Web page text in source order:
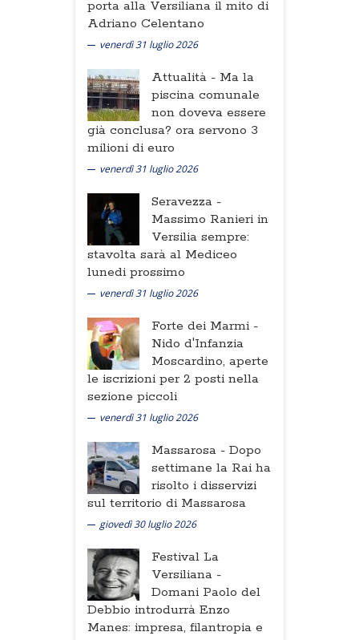
porta alla Versiliana il mito di
Adriano Celentano
venerdì 31 luglio 2026
Attualità - Ma la
piscina comunale
non doveva essere
già conclusa? ora servono 3
milioni di euro
venerdì 31 luglio 2026
Seravezza -
Massimo Ranieri in
Versilia sempre:
stavolta sarà al Mediceo
lunedi prossimo
venerdì 31 luglio 2026
Forte dei Marmi -
Nido d'Infanzia
Moscardino, aperte
le iscrizioni per 2 posti nella
sezione piccoli
venerdì 31 luglio 2026
Massarosa - Dopo
settimane la Rai ha
risolto i disservizi
sul territorio di Massarosa
giovedì 30 luglio 2026
Festival La
Versiliana -
Domani Paolo del
Debbio introdurrà Enzo
Manes: impresa, filantropia e